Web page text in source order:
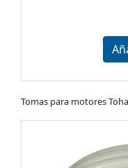
Tomas para motores